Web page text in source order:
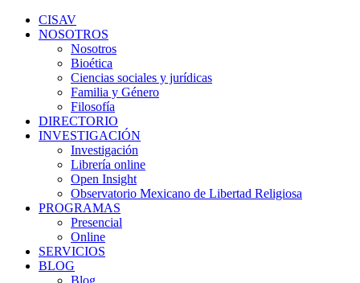
CISAV
NOSOTROS
Nosotros
Bioética
Ciencias sociales y jurídicas
Familia y Género
Filosofía
DIRECTORIO
INVESTIGACIÓN
Investigación
Librería online
Open Insight
Observatorio Mexicano de Libertad Religiosa
PROGRAMAS
Presencial
Online
SERVICIOS
BLOG
Blog